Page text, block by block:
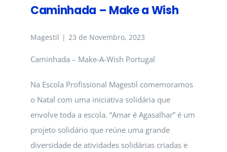
Caminhada – Make a Wish
Magestil | 23 de Novembro, 2023
Caminhada – Make-A-Wish Portugal
Na Escola Profissional Magestil comemoramos
o Natal com uma iniciativa solidária que
envolve toda a escola. “Amar é Agasalhar” é um
projeto solidário que reúne uma grande
diversidade de atividades solidárias criadas e